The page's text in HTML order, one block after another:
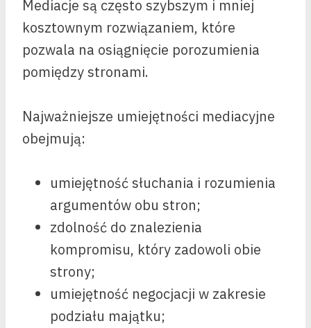
Mediacje są często szybszym i mniej
kosztownym rozwiązaniem, które
pozwala na osiągnięcie porozumienia
pomiędzy stronami.
Najważniejsze umiejętności mediacyjne
obejmują:
umiejętność słuchania i rozumienia
argumentów obu stron;
zdolność do znalezienia
kompromisu, który zadowoli obie
strony;
umiejętność negocjacji w zakresie
podziału majątku;